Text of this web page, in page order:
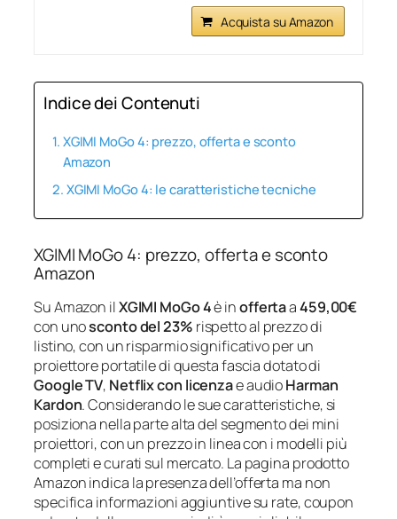
Acquista su Amazon
Indice dei Contenuti
XGIMI MoGo 4: prezzo, offerta e sconto
Amazon
XGIMI MoGo 4: le caratteristiche tecniche
XGIMI MoGo 4: prezzo, offerta e sconto
Amazon
Su Amazon ilXGIMI MoGo 4è inoffertaa459,00€
con unosconto del 23% rispetto al prezzo di
listino, con un risparmio significativo per un
proiettore portatile di questa fascia dotato di
Google TV, Netflix con licenzae audioHarman
Kardon. Considerando le sue caratteristiche, si
posiziona nella parte alta del segmento dei mini
proiettori, con un prezzo in linea con i modelli più
completi e curati sul mercato. La pagina prodotto
Amazon indica la presenza dell’offerta ma non
specifica informazioni aggiuntive su rate, coupon